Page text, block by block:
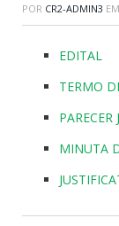
POR CR2-ADMIN3 EM
EDITAL
TERMO
PARECER
MINUTA